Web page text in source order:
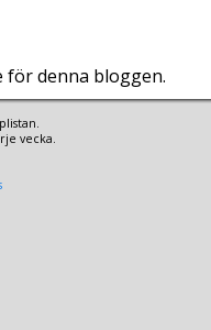
denna bloggen.
vecka.